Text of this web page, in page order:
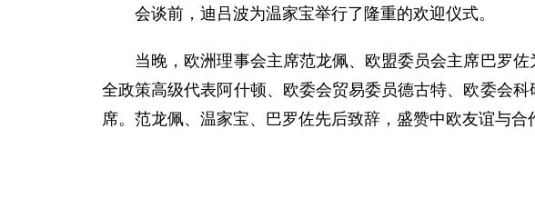
会谈前，迪吕波为温家宝举行了隆重的欢迎仪式。
当晚，欧洲理事会主席范龙佩、欧盟委员会主席巴罗佐
全政策高级代表阿什顿、欧委会贸易委员德古特、欧委会
席。范龙佩、温家宝、巴罗佐先后致辞，盛赞中欧友谊与合